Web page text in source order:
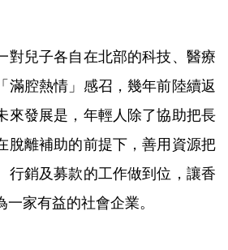
對兒子各自在北部的科技、醫療
滿腔熱情」感召，幾年前陸續返
來發展是，年輕人除了協助把長
脫離補助的前提下，善用資源把
行銷及募款的工作做到位，讓香
家有益的社會企業。